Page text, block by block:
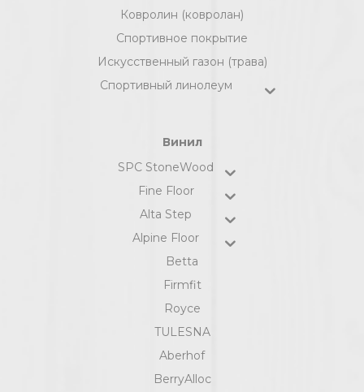
Ковролин (ковролан)
Спортивное покрытие
Искусственный газон (трава)
Спортивный линолеум
Винил
SPC StoneWood
Fine Floor
Alta Step
Alpine Floor
Betta
Firmfit
Royce
TULESNA
Aberhof
BerryAlloc